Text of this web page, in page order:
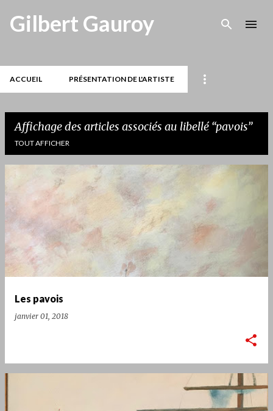
Accéder au contenu principal
Gilbert Gauroy
ACCUEIL PRÉSENTATION DE L'ARTISTE
Affichage des articles associés au libellé pavois
TOUT AFFICHER
r
c
Les pavois
janvier 01, 2018